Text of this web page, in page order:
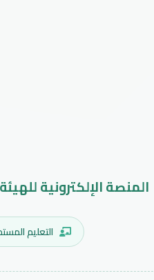
المنصة الإلكترونية
التعليم